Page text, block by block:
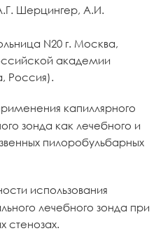
Шерцингер, А.И.
N20 г. Москва,
академии
Россия).
капиллярного
зонда как лечебного и
пилоробульбарных
использования
лечебного зонда при
стенозах.